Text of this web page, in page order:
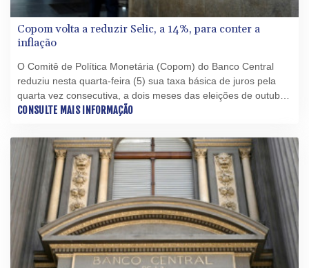
Copom volta a reduzir Selic, a 14%, para conter a
inflação
O Comitê de Política Monetária (Copom) do Banco Central
reduziu nesta quarta-feira (5) sua taxa básica de juros pela
quarta vez consecutiva, a dois meses das eleições de outubro,
nas quais o presidente Luiz Inácio Lula da Silva (PT) buscará
CONSULTE MAIS INFORMAÇÃO